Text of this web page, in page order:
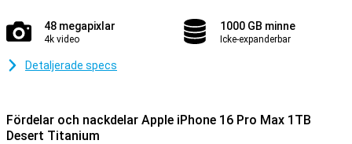
48 megapixlar
4k video
1000 GB minne
Icke-expanderbar
Detaljerade specs
Fördelar och nackdelar Apple iPhone 16 Pro Max 1TB
Desert Titanium